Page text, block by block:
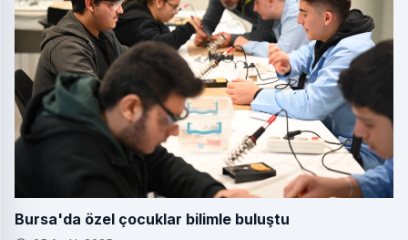
Bursa'da özel çocuklar bilimle buluştu